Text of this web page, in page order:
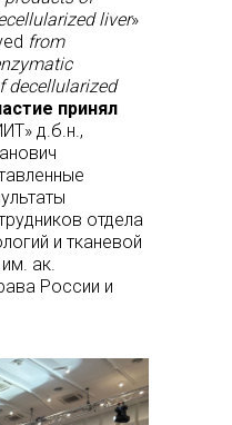
liver»
from
decellularized
принял
д.б.н.,
отдела
и тканевой
ак.
России и